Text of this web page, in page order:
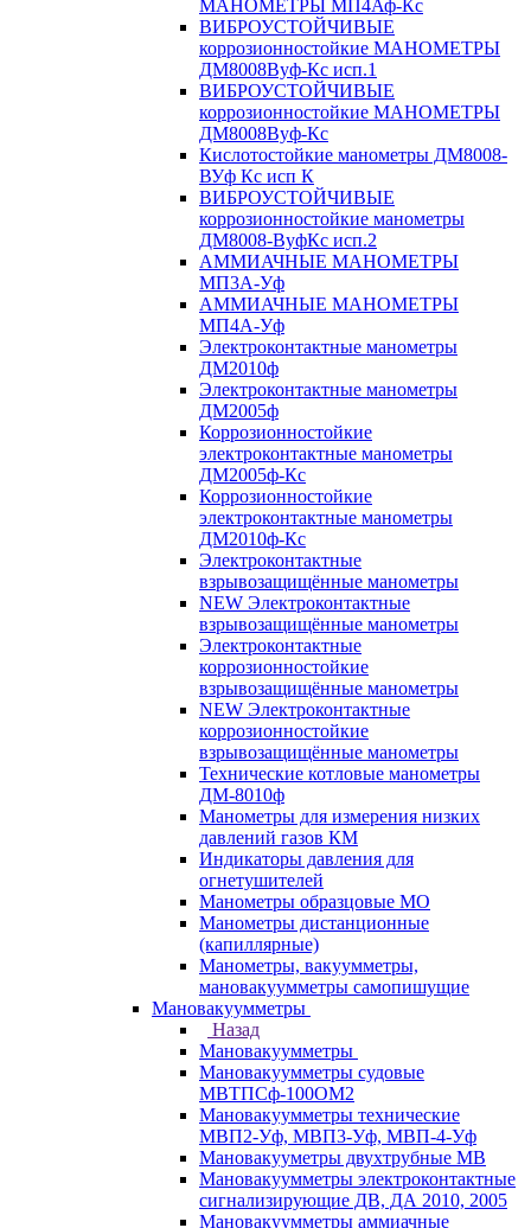
МАНОМЕТРЫ МП4Аф-Кс
ВИБРОУСТОЙЧИВЫЕ
коррозионностойкие МАНОМЕТРЫ
ДМ8008Вуф-Кс исп.1
ВИБРОУСТОЙЧИВЫЕ
коррозионностойкие МАНОМЕТРЫ
ДМ8008Вуф-Кс
Кислотостойкие манометры ДМ8008-
ВУф Кс исп К
ВИБРОУСТОЙЧИВЫЕ
коррозионностойкие манометры
ДМ8008-ВуфКс исп.2
АММИАЧНЫЕ МАНОМЕТРЫ
МП3А-Уф
АММИАЧНЫЕ МАНОМЕТРЫ
МП4А-Уф
Электроконтактные манометры
ДМ2010ф
Электроконтактные манометры
ДМ2005ф
Коррозионностойкие
электроконтактные манометры
ДМ2005ф-Кс
Коррозионностойкие
электроконтактные манометры
ДМ2010ф-Кс
Электроконтактные
взрывозащищённые манометры
NEW Электроконтактные
взрывозащищённые манометры
Электроконтактные
коррозионностойкие
взрывозащищённые манометры
NEW Электроконтактные
коррозионностойкие
взрывозащищённые манометры
Технические котловые манометры
ДМ-8010ф
Манометры для измерения низких
давлений газов КМ
Индикаторы давления для
огнетушителей
Манометры образцовые МО
Манометры дистанционные
(капиллярные)
Манометры, вакуумметры,
мановакуумметры самопишущие
Мановакуумметры
Назад
Мановакуумметры
Мановакуумметры судовые
МВТПСф-100ОМ2
Мановакуумметры технические
МВП2-Уф, МВП3-Уф, МВП-4-Уф
Мановакууметры двухтрубные МВ
Мановакуумметры электроконтактные
сигнализирующие ДВ, ДА 2010, 2005
Мановакуумметры аммиачные